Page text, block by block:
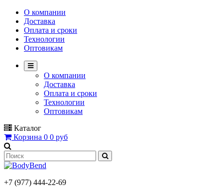
О компании
Доставка
Оплата и сроки
Технологии
Оптовикам
О компании
Доставка
Оплата и сроки
Технологии
Оптовикам
Каталог
Корзина 0 0 руб
+7 (977) 444-22-69